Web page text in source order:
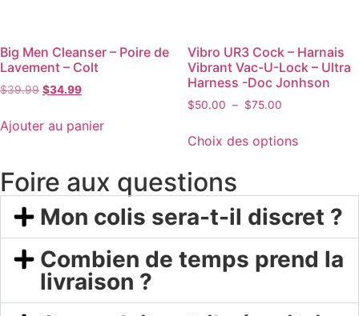
Big Men Cleanser – Poire de
Lavement – Colt
$39.99 $34.99
Ajouter au panier
Vibro UR3 Cock – Harnais
Vibrant Vac-U-Lock – Ultra
Harness -Doc Jonhson
$50.00 – $75.00
Choix des options
Foire aux questions
Mon colis sera-t-il discret ?
Combien de temps prend la
livraison ?